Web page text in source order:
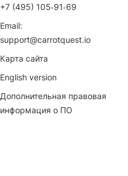
+7 (495) 105‑91‑69
Email:
support@carrotquest.io
Карта сайта
English version
Дополнительная правовая
информация о ПО